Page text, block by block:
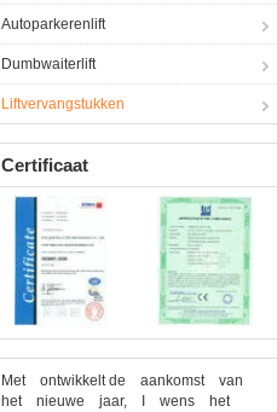
Autoparkerenlift
Dumbwaiterlift
Liftvervangstukken
Certificaat
Met ontwikkelt de aankomst van
het nieuwe jaar, I wens het